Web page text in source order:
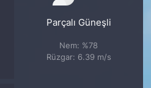
Parçalı Güneşli
Nem: %78
Rüzgar: 6.39 m/s